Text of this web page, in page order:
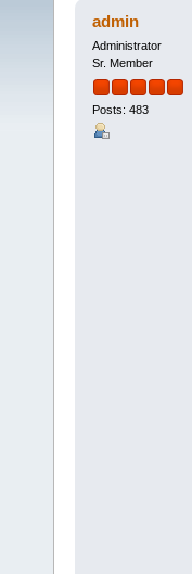
admin
Administrator
Sr. Member
Posts: 483